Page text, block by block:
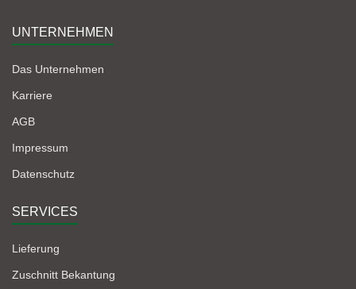
UNTERNEHMEN
Das Unternehmen
Karriere
AGB
Impressum
Datenschutz
SERVICES
Lieferung
Zuschnitt Bekantung